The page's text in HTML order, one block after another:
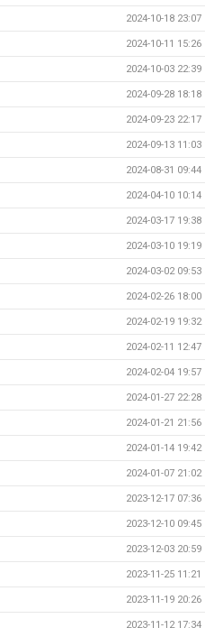
2024-10-18 23:07
2024-10-11 15:26
2024-10-03 22:39
2024-09-28 18:18
2024-09-23 22:17
2024-09-13 11:03
2024-08-31 09:44
2024-04-10 10:14
2024-03-17 19:38
2024-03-10 19:19
2024-03-02 09:53
2024-02-26 18:00
2024-02-19 19:32
2024-02-11 12:47
2024-02-04 19:57
2024-01-27 22:28
2024-01-21 21:56
2024-01-14 19:42
2024-01-07 21:02
2023-12-17 07:36
2023-12-10 09:45
2023-12-03 20:59
2023-11-25 11:21
2023-11-19 20:26
2023-11-12 17:34